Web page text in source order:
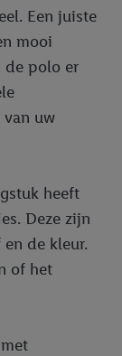
Een juiste
mooi
de polo er
uw
heeft
Deze zijn
de kleur.
of het